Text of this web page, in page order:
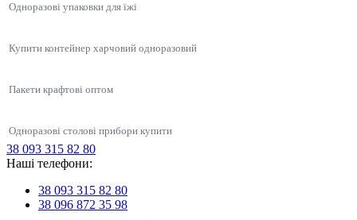
Одноразові упаковки для їжі
Купити контейнер харчовий одноразовий
Пакети крафтові оптом
Одноразові столові прибори купити
Купити одноразовий контейнер для їжі
Коробочки для китайської локшини
Упаковка для суші, соусів, WOK
Продукти HoReCa
Соусниці одноразові
Упаковка для лапши (Вок бокс)
Упаковка для салату Oval-500 мл коса овальна чорна, 450 шт/уп
Одноразова упаковка ПП-702 для ягід на 0.5 кг, 900 шт/уп
Контейнер без поділок
Коробка для піци 32 см
38 093 315 82 80
Наші телефони:
38 093 315 82 80
38 096 872 35 98